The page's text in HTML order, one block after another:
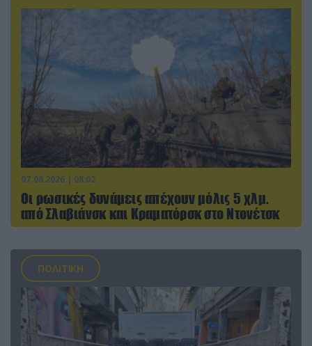
07.08.2026 | 08:02
Οι ρωσικές δυνάμεις απέχουν μόλις 5 χλμ.
από Σλαβιάνσκ και Κραματόρσκ στο Ντονέτσκ
ΠΟΛΙΤΙΚΗ